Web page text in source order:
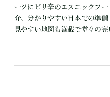
ーツにピリ辛のエスニックフ
介、分かりやすい日本での準備
見やすい地図も満載で堂々の完